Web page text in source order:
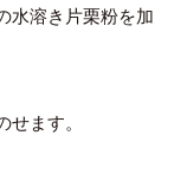
溶き片栗粉を加
ます。